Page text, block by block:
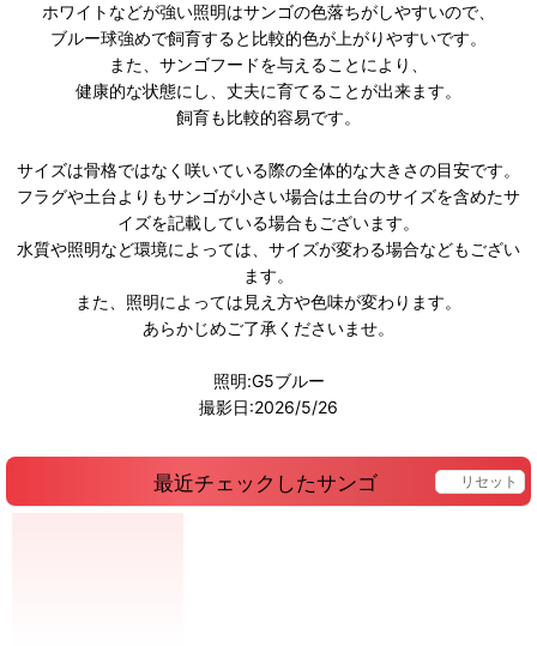
ホワイトなどが強い照明はサンゴの色落ちがしやすいので、
ブルー球強めで飼育すると比較的色が上がりやすいです。
また、サンゴフードを与えることにより、
健康的な状態にし、丈夫に育てることが出来ます。
飼育も比較的容易です。
サイズは骨格ではなく咲いている際の全体的な大きさの目安です。
フラグや土台よりもサンゴが小さい場合は土台のサイズを含めたサ
イズを記載している場合もございます。
水質や照明など環境によっては、サイズが変わる場合などもござい
ます。
また、照明によっては見え方や色味が変わります。
あらかじめご了承くださいませ。
照明:G5ブルー
撮影日:2026/5/26
最近チェックしたサンゴ リセット